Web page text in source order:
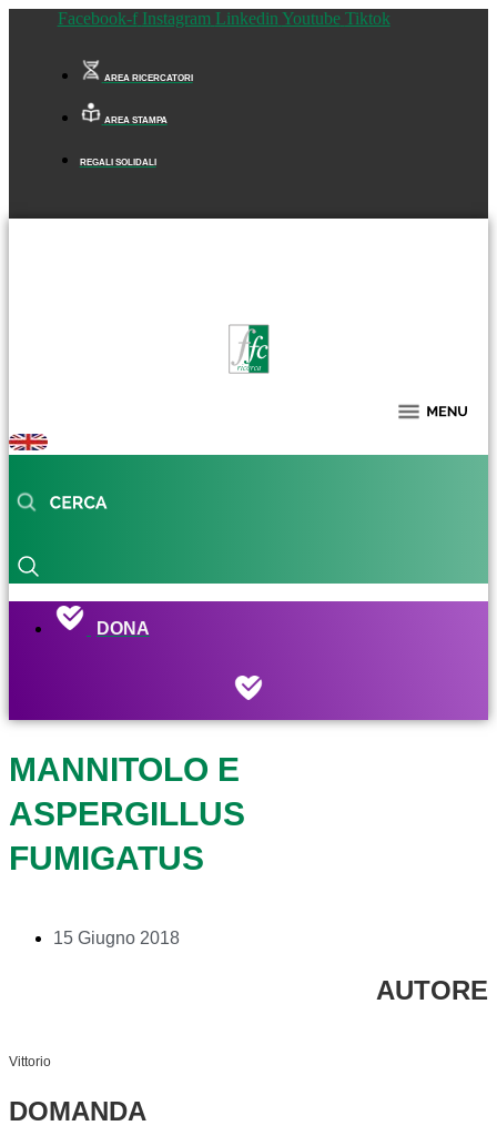
Facebook-f Instagram Linkedin Youtube Tiktok
AREA RICERCATORI
AREA STAMPA
REGALI SOLIDALI
DONA
MANNITOLO E
ASPERGILLUS
FUMIGATUS
15 Giugno 2018
AUTORE
Vittorio
DOMANDA